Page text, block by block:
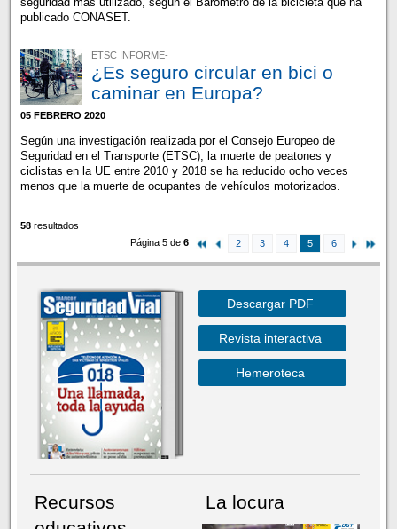
publicado CONASET.
ETSC INFORME-
¿Es seguro circular en bici o
caminar en Europa?
05 FEBRERO 2020
Según una investigación realizada por el Consejo Europeo de
Seguridad en el Transporte (ETSC), la muerte de peatones y
ciclistas en la UE entre 2010 y 2018 se ha reducido ocho veces
menos que la muerte de ocupantes de vehículos motorizados.
58resultados
Página 5 de6 2 3 4 5 6
Descargar PDF
Revista interactiva
Hemeroteca
Recursos
La locura